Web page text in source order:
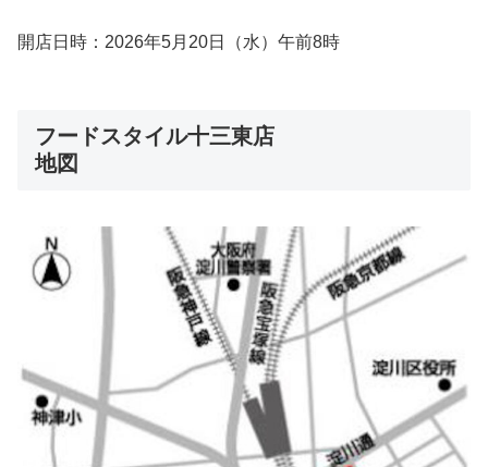
開店日時：2026年5月20日（水）午前8時
フードスタイル十三東店
地図